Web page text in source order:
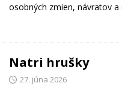
osobných zmien, návratov
Natri hrušky
27. júna 2026